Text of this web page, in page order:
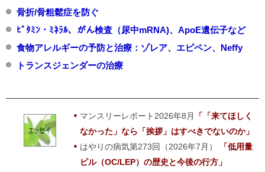
骨折/骨粗鬆症を防ぐ
ﾋﾞﾀﾐﾝ・ﾐﾈﾗﾙ、がん検査（尿中mRNA)、ApoE遺伝子など
食物アレルギーの予防と治療：ゾレア、エピペン、Neffy
トランスジェンダーの治療
マンスリーレポート2026年8月
「「来てほしく
なかった」なら「挨拶」はすべきでないのか」
はやりの病気第273回（2026年7月）
「低用量
ピル（OC/LEP）の歴史と今後の行方」